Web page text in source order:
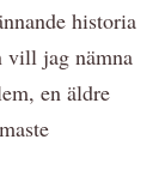
historia
vill jag nämna
en äldre